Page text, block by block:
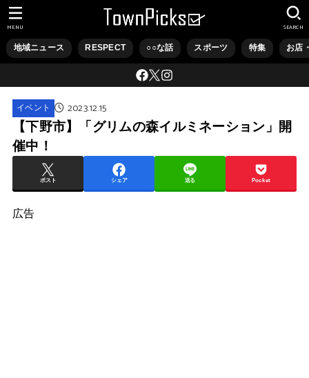
地域ニュース RESPECT ○○な話 スポーツ 特集 お店
SEARCH
MENU
イベント 2023.12.15
【下野市】「グリムの森イルミネーション」開
催中！
ポスト シェア 送る Pocket
広告